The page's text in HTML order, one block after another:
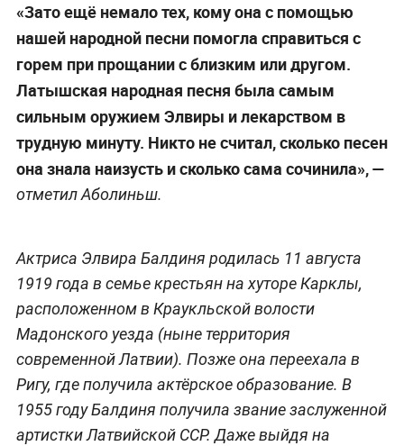
«Зато ещё немало тех, кому она с помощью
нашей народной песни помогла справиться с
горем при прощании с близким или другом.
Латышская народная песня была самым
сильным оружием Элвиры и лекарством в
трудную минуту. Никто не считал, сколько песен
она знала наизусть и сколько сама сочинила», —
отметил Аболиньш.
Актриса Элвира Балдиня родилась 11 августа
1919 года в семье крестьян на хуторе Карклы,
расположенном в Краукльской волости
Мадонского уезда (ныне территория
современной Латвии). Позже она переехала в
Ригу, где получила актёрское образование. В
1955 году Балдиня получила звание заслуженной
артистки Латвийской ССР. Даже выйдя на